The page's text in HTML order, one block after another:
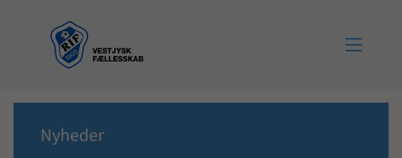

Nyheder